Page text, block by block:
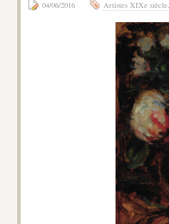
04/06/2016 Artistes XIXe siècle